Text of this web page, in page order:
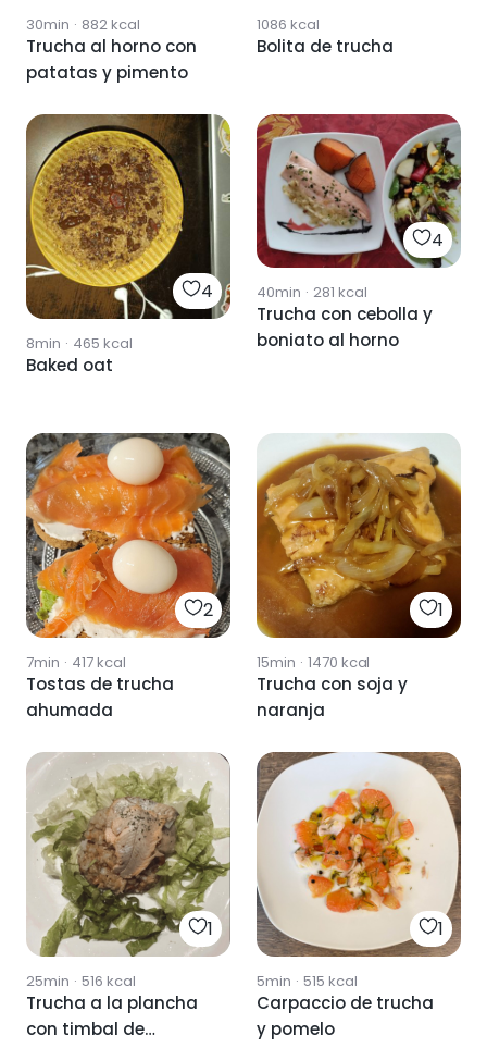
30min · 882kcal
Trucha al horno con
patatas y pimento
1086 kcal
Bolita de trucha
4
8min · 465 kcal
Baked oat
4
40min · 281 kcal
Trucha con cebolla y
boniato al horno
2
7min · 417kcal
Tostas de trucha
ahumada
1
15min · 1470 kcal
Trucha con soja y
naranja
1
25min · 516 kcal
Trucha a la plancha
con timbal de
1
5min · 515 kcal
Carpaccio de trucha
y pomelo